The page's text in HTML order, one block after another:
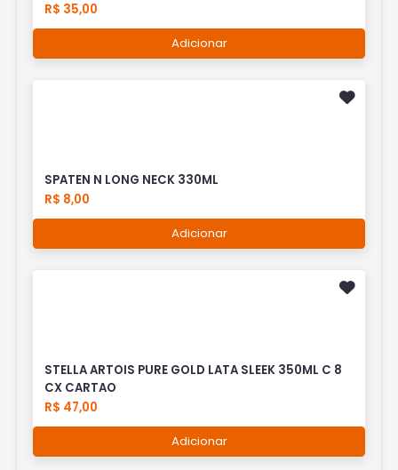
R$ 35,00
Adicionar
SPATEN N LONG NECK 330ML
R$ 8,00
Adicionar
STELLA ARTOIS PURE GOLD LATA SLEEK 350ML C 8
CX CARTAO
R$ 47,00
Adicionar